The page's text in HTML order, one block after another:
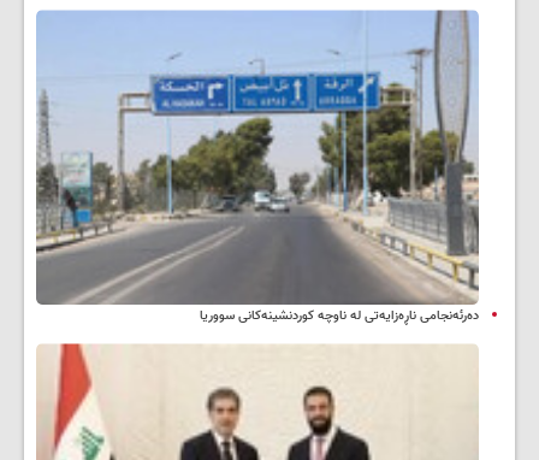
دەرئەنجامی ناڕەزایەتی لە ناوچە کوردنشینەکانی سووریا